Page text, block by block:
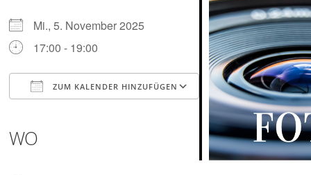
zum
Basteln,
Tüfteln,
Digitalisieren
Mi., 5. November 2025
17:00 - 19:00
ZUM KALENDER HINZUFÜGEN
Outlook Live
WO